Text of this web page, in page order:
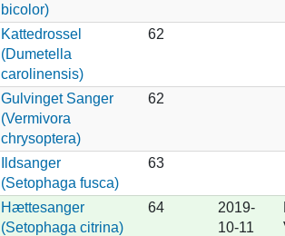
bicolor)
Kattedrossel
(Dumetella
carolinensis)
62
Gulvinget Sanger
(Vermivora
chrysoptera)
62
Ildsanger
(Setophaga fusca)
63
Hættesanger
(Setophaga citrina)
64
2019-
10-11